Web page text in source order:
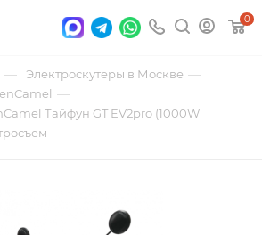
0
— Электроскутеры в Москве —
—
Тайфун GT EV2pro (1000W